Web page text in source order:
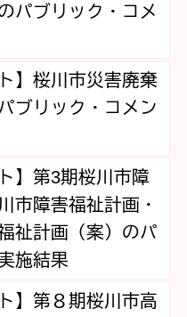
パブリック・コメ
】桜川市災害廃棄
ブリック・コメン
】第3期桜川市障
市障害福祉計画・
祉計画（案）のパ
施結果
】第８期桜川市高